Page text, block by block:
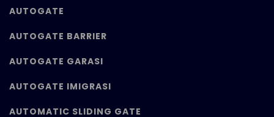
AUTOGATE
AUTOGATE BARRIER
AUTOGATE GARASI
AUTOGATE IMIGRASI
AUTOMATIC SLIDING GATE